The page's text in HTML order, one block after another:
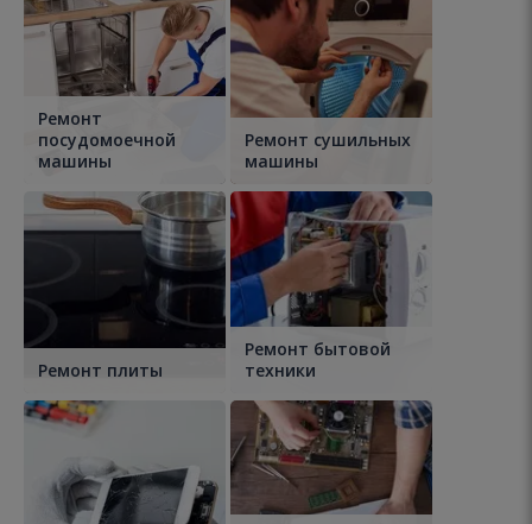
Ремонт
посудомоечной
машины
Ремонт сушильных
машины
Ремонт плиты
Ремонт бытовой
техники